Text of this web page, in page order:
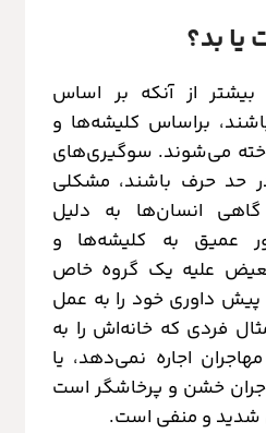
بد؟
از آنکه بر اساس
براساس کلیشه‌ها و
می‌شوند. سوگیری‌های
حد حرف باشند، مشکلی
گاهی انسان‌ها به دلیل
عمیق به کلیشه‌ها و
علیه یک گروه خاص
داوری خود را به عمل
فردی که خانه‌اش را به
اجاره نمی‌دهد، یا
خشن و پرخاشگر است
شدید و منفی است.